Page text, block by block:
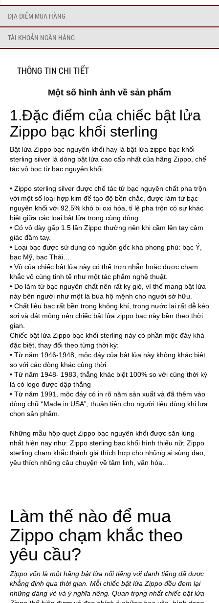
ĐỊA ĐIỂM MUA HÀNG
TÀI KHOẢN NGÂN HÀNG
THÔNG TIN CHI TIẾT
Một số hình ảnh về sản phẩm
1.Đặc điểm của chiếc bật lửa
Zippo bạc khối sterling
Bật lửa Zippo bạc nguyên khối hay là bật lửa zippo bạc khối
sterling silver là dòng bật lửa cao cấp nhất của hãng Zippo, chế
tác vỏ bọc từ bạc nguyên khối.
• Zippo sterling silver được chế tác từ bạc nguyên chất pha trộn
với một số loại hợp kim để tạo độ bền chắc, được làm từ bạc
nguyên khối với 92.5% khó bị oxi hóa, tỉ lệ pha trộn có sự khác
biệt giữa các loại bật lửa trong cùng dòng.
• Có vỏ dày gấp 1.5 lần Zippo thường nên khi cầm lên tay cảm
giác đầm tay.
• Loại bạc được sử dụng có nguồn gốc khá phong phú: bạc Ý,
bạc Mỹ, bạc Thái…
• Vỏ của chiếc bật lửa này có thể trơn nhẵn hoặc được chạm
khắc vô cùng tinh tế như một tác phẩm nghệ thuật.
• Do làm từ bạc nguyên chất nên rất kỵ gió, vì thế mang bật lửa
này bên người như một lá bùa hộ mệnh cho người sở hữu.
• Chất liệu bạc rất bền trong không khí, trong nước lại rất dễ kéo
sợi và dát mỏng nên chiếc bật lửa zippo bạc này bền theo thời
gian.
Chiếc bật lửa Zippo bạc khối sterling này có phần mộc đáy khá
đặc biệt, thay đổi theo từng thời kỳ:
• Từ năm 1946-1948, mộc đáy của bật lửa này không khác biệt
so với các dòng khác cùng thời
• Từ năm 1948- 1983, thẳng khác biệt 100% so với cùng thời kỳ
là có logo được dập thẳng
• Từ năm 1991, mộc đáy có in rõ năm sản xuất và đã thêm vào
dòng chữ “Made in USA”, thuận tiện cho người tiêu dùng khi lựa
chọn sản phẩm.
Những mẫu hộp quẹt Zippo bạc nguyên khối được săn lùng
nhất hiện nay như: Zippo sterling bạc khối hình thiếu nữ; Zippo
sterling chạm khắc thánh giá thích hợp cho những ai sùng đạo,
yêu thích những câu chuyện về tâm linh, văn hóa…
Làm thế nào để mua
Zippo chạm khắc theo
yêu cầu?
Zippo vốn là một hãng bật lửa nổi tiếng với danh tiếng đã được
khẳng định qua thời gian. Mỗi chiếc bật lửa Zippo đều đem lại
những dáng vẻ và ý nghĩa riêng. Quan trọng nhất chiếc bật lửa